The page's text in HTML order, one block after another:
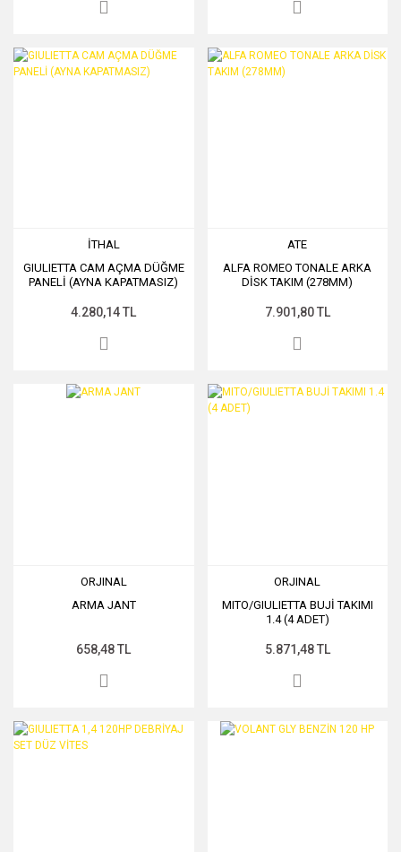
İTHAL
GIULIETTA CAM AÇMA DÜĞME
PANELİ (AYNA KAPATMASIZ)
4.280,14 TL
ATE
ALFA ROMEO TONALE ARKA
DİSK TAKIM (278MM)
7.901,80 TL
ORJINAL
ARMA JANT
658,48 TL
ORJINAL
MITO/GIULIETTA BUJİ TAKIMI
1.4 (4 ADET)
5.871,48 TL